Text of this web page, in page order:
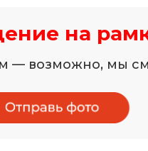
на
— возможно, мы